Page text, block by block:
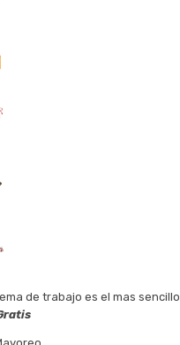
de trabajo es el mas sencillo